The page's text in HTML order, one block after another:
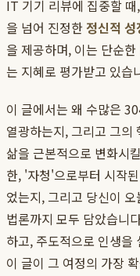
IT 기기 리뷰에 집중할 때,
을 넘어 진정한 정신적 성
을 제공하며, 이는 단순
는 지혜로 평가받고 있습
이 글에서는 왜 수많은
열광하는지, 그리고 그의
삶을 근본적으로 변화시
한, '자청'으로부터 시작
었는지, 그리고 당신이
법론까지 모두 담았습니
하고, 주도적으로 인생을
이 글이 그 여정의 가장